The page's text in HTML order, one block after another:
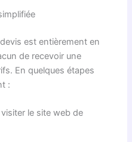
est entièrement en
de recevoir une
En quelques étapes
:
le site web de